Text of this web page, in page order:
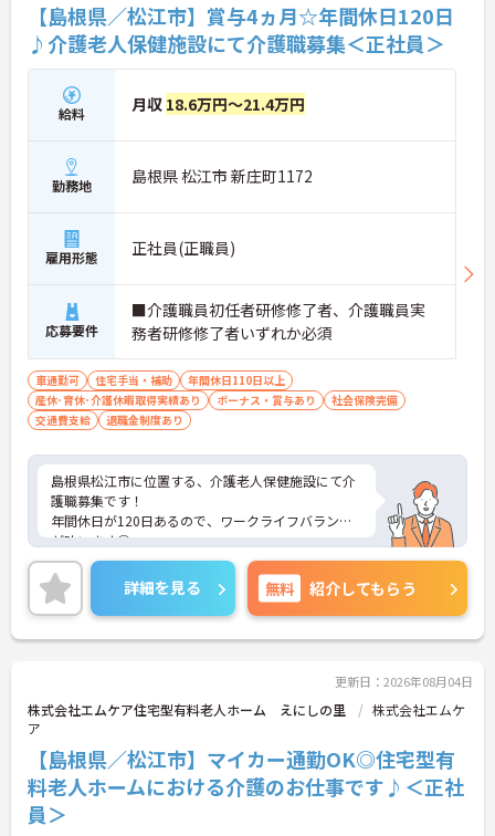
【島根県／松江市】賞与4ヵ月☆年間休日120日
♪介護老人保健施設にて介護職募集＜正社員＞
給料 月収 18.6万円～21.4万円
勤務地 島根県 松江市 新庄町1172
雇用形態 正社員(正職員)
応募要件
■介護職員初任者研修修了者、介護職員実
務者研修修了者いずれか必須
車通勤可 住宅手当・補助
年間休日110日以上
産休･育休･介護休暇取得実績あり
ボーナス・賞与あり
社会保険完備
交通費支給
退職金制度あり
島根県松江市に位置する、介護老人保健施設にて介
護職募集です！
年間休日が120日あるので、ワークライフバランス
が叶います◎
また、賞与4ヵ月の支給実績があるため、給与面も
安心です☆
さらに、住宅手当がある為、生活面の負担を軽減
し、安心して長く勤務していただけます♪
マイカー通勤可能なので通勤らくらくです！
に詳細をお話しいたしますのでお気軽にご相談くだ
さい！
詳細を見る 無料 紹介してもらう
更新日：2026年08月04日
株式会社エムケア住宅型有料老人ホーム えにしの里
株式会社エムケ
ア
【島根県／松江市】マイカー通勤OK◎住宅型有
料老人ホームにおける介護のお仕事です♪＜正社
員＞